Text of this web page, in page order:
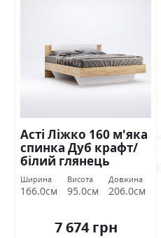
Асті Ліжко 160 м'яка
спинка Дуб крафт/
білий глянець
Міромарк
Ширина
166.0см
Висота
95.0см
Довжина
206.0см
7 674 грн